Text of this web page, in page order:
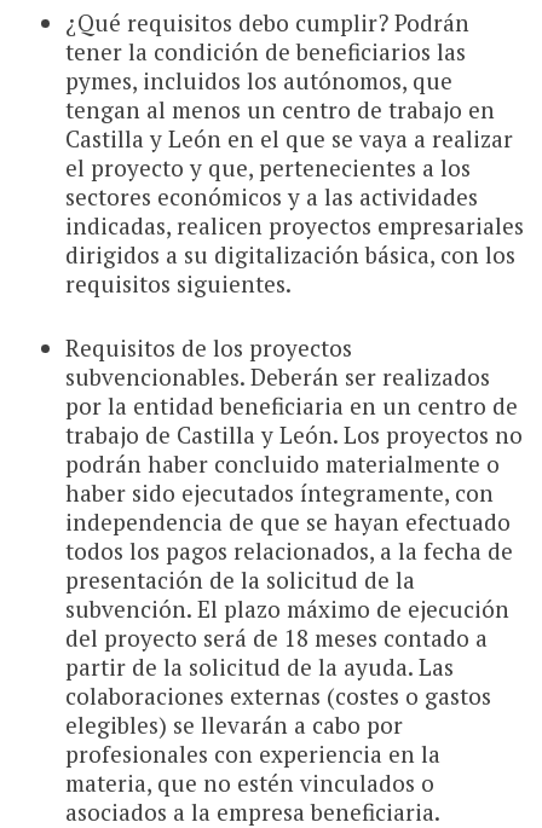
¿Qué requisitos debo cumplir? Podrán
tener la condición de beneficiarios las
pymes, incluidos los autónomos, que
tengan al menos un centro de trabajo en
Castilla y León en el que se vaya a realizar
el proyecto y que, pertenecientes a los
sectores económicos y a las actividades
indicadas, realicen proyectos empresariales
dirigidos a su digitalización básica, con los
requisitos siguientes.
Requisitos de los proyectos
subvencionables. Deberán ser realizados
por la entidad beneficiaria en un centro de
trabajo de Castilla y León. Los proyectos no
podrán haber concluido materialmente o
haber sido ejecutados íntegramente, con
independencia de que se hayan efectuado
todos los pagos relacionados, a la fecha de
presentación de la solicitud de la
subvención. El plazo máximo de ejecución
del proyecto será de 18 meses contado a
partir de la solicitud de la ayuda. Las
colaboraciones externas (costes o gastos
elegibles) se llevarán a cabo por
profesionales con experiencia en la
materia, que no estén vinculados o
asociados a la empresa beneficiaria.